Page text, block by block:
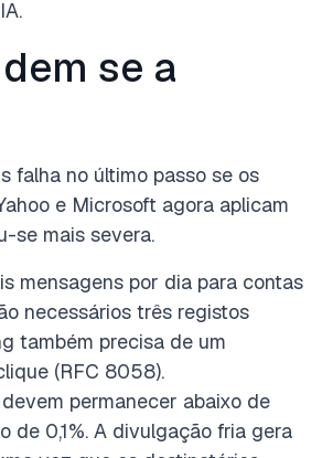
se a
falha no último passo se os
e Microsoft agora aplicam
se mais severa.
mensagens por dia para contas
necessários três registos
também precisa de um
(RFC 8058).
permanecer abaixo de
de 0,1%. A divulgação fria gera